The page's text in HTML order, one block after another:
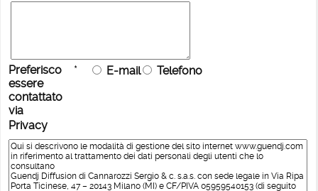
Preferisco
essere
contattato
via
* E-mail Telefono
Privacy